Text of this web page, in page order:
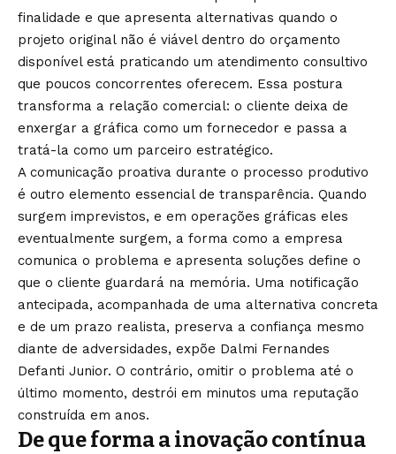
finalidade e que apresenta alternativas quando o
projeto original não é viável dentro do orçamento
disponível está praticando um atendimento consultivo
que poucos concorrentes oferecem. Essa postura
transforma a relação comercial: o cliente deixa de
enxergar a gráfica como um fornecedor e passa a
tratá-la como um parceiro estratégico.
A comunicação proativa durante o processo produtivo
é outro elemento essencial de transparência. Quando
surgem imprevistos, e em operações gráficas eles
eventualmente surgem, a forma como a empresa
comunica o problema e apresenta soluções define o
que o cliente guardará na memória. Uma notificação
antecipada, acompanhada de uma alternativa concreta
e de um prazo realista, preserva a confiança mesmo
diante de adversidades, expõe Dalmi Fernandes
Defanti Junior. O contrário, omitir o problema até o
último momento, destrói em minutos uma reputação
construída em anos.
De que forma a inovação contínua